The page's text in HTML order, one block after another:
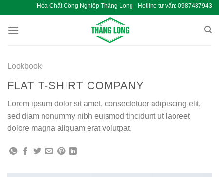
nội
Hóa Chất Công Nghiệp Thăng Long - Hotline tư vấn:
Lookbook
FLAT T-SHIRT COMPANY
Lorem ipsum dolor sit amet, consectetuer adipiscing elit,
sed diam nonummy nibh euismod tincidunt ut laoreet
dolore magna aliquam erat volutpat.